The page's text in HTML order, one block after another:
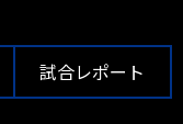
試合レポート